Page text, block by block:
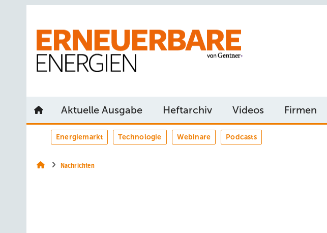
Aktuelle Ausgabe Heftarchiv Videos Firmen
Energiemarkt Technologie Webinare Podcasts
Nachrichten